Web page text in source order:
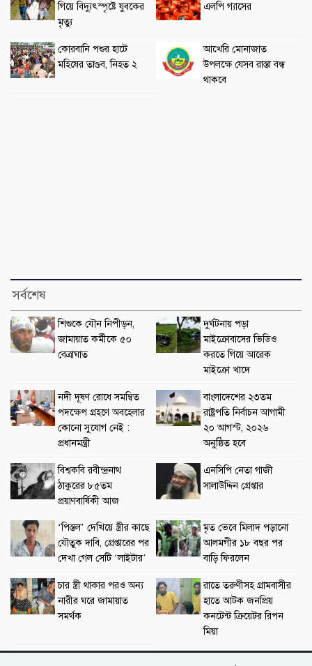
গিয়ে বিদ্যুৎস্পৃষ্টে যুবকের
মৃত্যু
এলপি গ্যাসের
কোরবানি পশুর হাটে
মহিষের তাণ্ডব, নিহত ২
আখেরি মোনাজাত
উপলক্ষে যেসব রাস্তা বন্ধ
থাকবে
সর্বশেষ
শিশুকে যৌন নিপীড়ন,
জামায়াত কর্মীকে ৫০
বেত্রাঘাত
দুর্ঘটনায় পড়া
মাইক্রোবাসের ভিডিও
করতে গিয়ে আরেক
মাইক্রো খাদে
নদী দূষণ রোধে সমন্বিত
পদক্ষেপ গ্রহণে অবহেলার
কোনো সুযোগ নেই :
প্রধানমন্ত্রী
বাংলাদেশের ২৩তম
রাষ্ট্রপতি নির্বাচন আগামী
২০ আগস্ট, ২০২৬
অনুষ্ঠিত হবে
বিশ্বকবি রবীন্দ্রনাথ
ঠাকুরের ৮৫তম
প্রয়াণবার্ষিকী আজ
এনসিপি নেতা গাজী
সালাউদ্দিন গ্রেপ্তার
‘পিস্তল’ দেখিয়ে স্ত্রীর কাছে
যৌতুক দাবি, গ্রেপ্তারের পর
দেখা গেল সেটি ‘লাইটার’
মৃত ভেবে মিলাদ পড়ানো
আলমগীর ১৮ বছর পর
বাড়ি ফিরলেন
চার স্ত্রী থাকার পরও অন্য
নারীর ঘরে জামায়াত
সমর্থক
রাতে তরুণীসহ গ্রামবাসীর
হাতে আটক জনপ্রিয়
কনটেন্ট ক্রিয়েটর রিপন
মিয়া